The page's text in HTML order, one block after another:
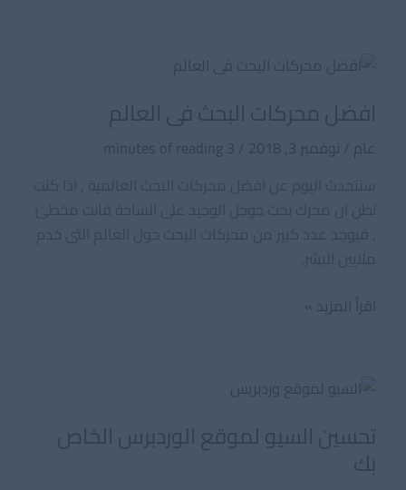
افضل محركات البحث فى العالم
عام / نوفمبر 3, 2018 /
3 minutes of reading
افضل
العالم
اقرأ المزيد »
تحسين السيو لموقع الوردبرس الخاص
بك